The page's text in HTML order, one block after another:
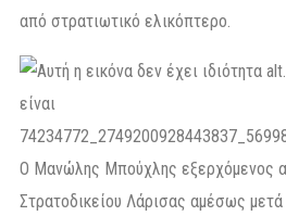
από στρατιωτικό ελικόπτερο.
Ο Μανώλης Μπούχλης εξερχόμενος
Στρατοδικείου Λάρισας αμέσως